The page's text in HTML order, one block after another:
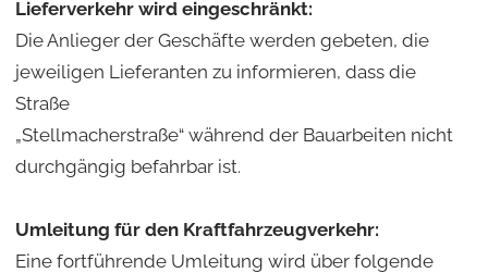
Lieferverkehr wird eingeschränkt:
Die Anlieger der Geschäfte werden gebeten, die
jeweiligen Lieferanten zu informieren, dass die
Straße
„Stellmacherstraße“ während der Bauarbeiten nicht
durchgängig befahrbar ist.
Umleitung für den Kraftfahrzeugverkehr:
Eine fortführende Umleitung wird über folgende